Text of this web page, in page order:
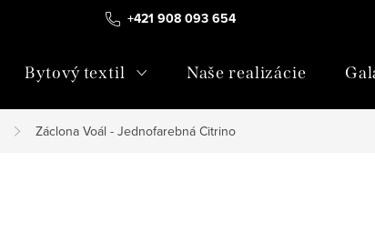
+421 908 093 654
Bytový textil Naše realizácie
Záclona Voál - Jednofarebná Citrino